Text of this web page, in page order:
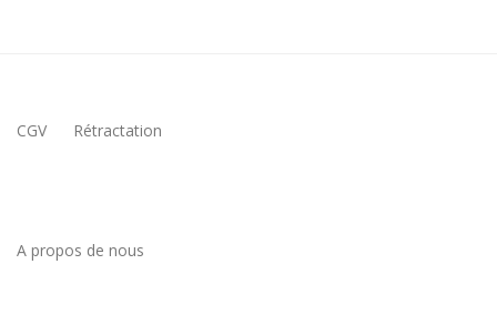
CGV Rétractation
A propos de nous